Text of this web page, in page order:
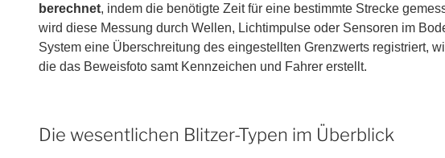
berechnet, indem die benötigte Zeit für eine bestimmte Strecke
wird diese Messung durch Wellen, Lichtimpulse oder Sensoren im
System eine Überschreitung des eingestellten Grenzwerts registriert,
die das Beweisfoto samt Kennzeichen und Fahrer erstellt.
Die wesentlichen Blitzer-Typen im Überblick